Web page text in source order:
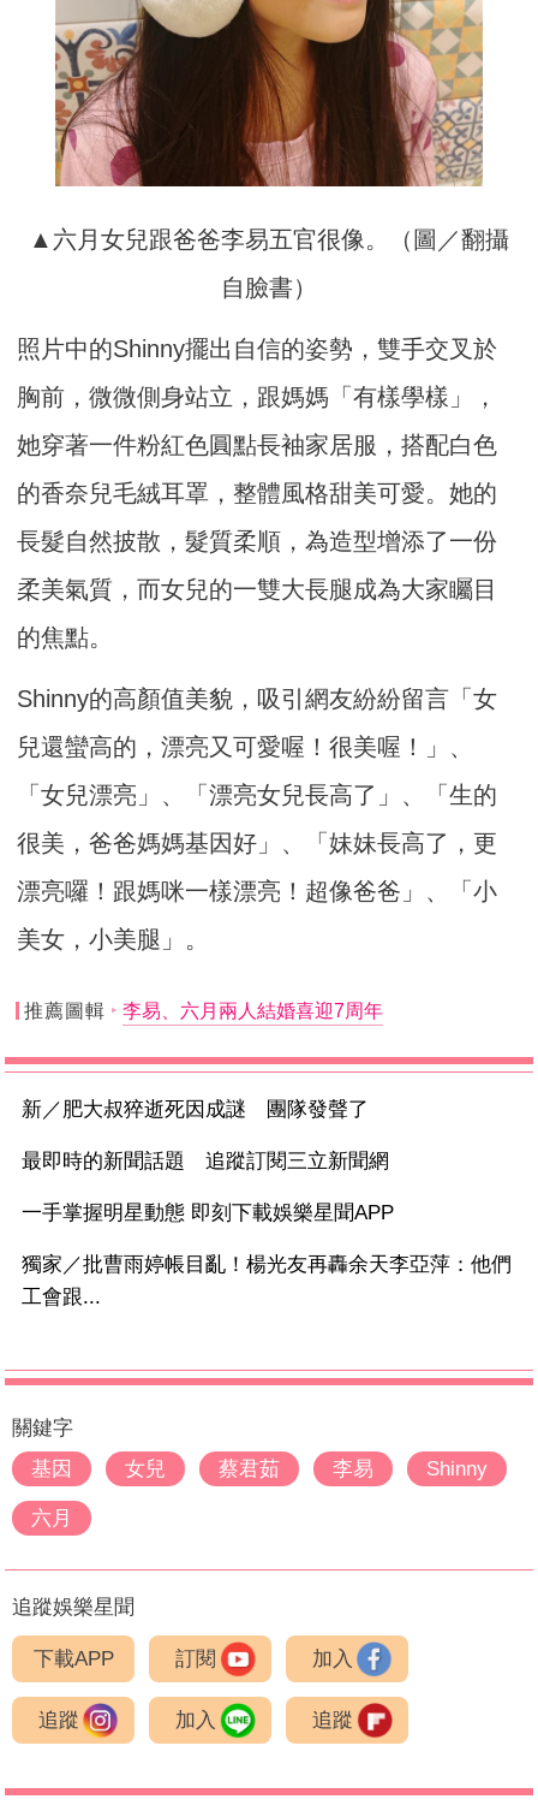
▲六月女兒跟爸爸李易五官很像。（圖／翻攝
自臉書）
照片中的Shinny擺出自信的姿勢，雙手交叉於
胸前，微微側身站立，跟媽媽「有樣學樣」，
她穿著一件粉紅色圓點長袖家居服，搭配白色
的香奈兒毛絨耳罩，整體風格甜美可愛。她的
長髮自然披散，髮質柔順，為造型增添了一份
柔美氣質，而女兒的一雙大長腿成為大家矚目
的焦點。
Shinny的高顏值美貌，吸引網友紛紛留言「女
兒還蠻高的，漂亮又可愛喔！很美喔！」、
「女兒漂亮」、「漂亮女兒長高了」、「生的
很美，爸爸媽媽基因好」、「妹妹長高了，更
漂亮囉！跟媽咪一樣漂亮！超像爸爸」、「小
美女，小美腿」。
推薦圖輯 李易、六月兩人結婚喜迎7周年
新／肥大叔猝逝死因成謎 團隊發聲了
最即時的新聞話題 追蹤訂閱三立新聞網
一手掌握明星動態 即刻下載娛樂星聞APP
獨家／批曹雨婷帳目亂！楊光友再轟余天李亞萍：他們
工會跟...
關鍵字
基因
女兒 蔡君茹 李易 Shinny
六月
追蹤娛樂星聞
下載APP 訂閱 加入
追蹤 加入 追蹤